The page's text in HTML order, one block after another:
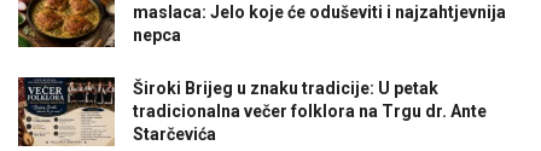
maslaca: Jelo koje će oduševiti i najzahtjevnija
nepca
Široki Brijeg u znaku tradicije: U petak
tradicionalna večer folklora na Trgu dr. Ante
Starčevića